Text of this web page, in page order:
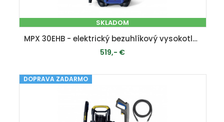
SKLADOM
MPX 30EHB - elektrický bezuhlíkový vysokotlakový čistič 180 bar
519,- €
PRIDAŤ DO KOŠÍKA
DOPRAVA ZADARMO